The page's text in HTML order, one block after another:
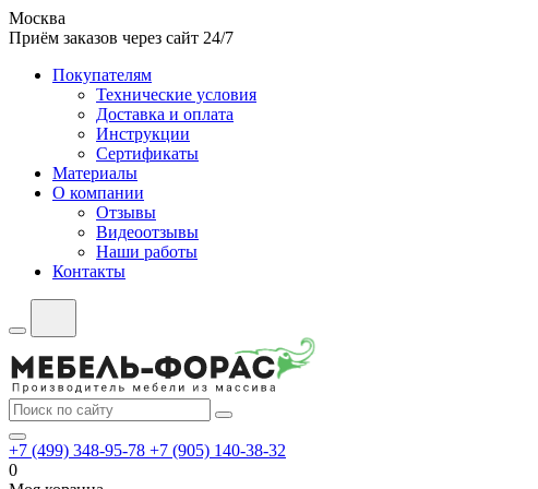
Москва
Приём заказов через сайт 24/7
Покупателям
Технические условия
Доставка и оплата
Инструкции
Сертификаты
Материалы
О компании
Отзывы
Видеоотзывы
Наши работы
Контакты
+7 (499) 348-95-78 +7 (905) 140-38-32
0